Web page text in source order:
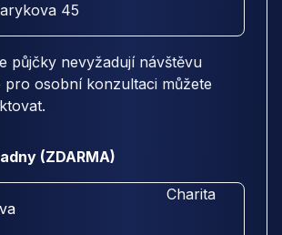
45
půjčky nevyžadují návštěvu
pro osobní konzultaci můžete
(ZDARMA)
Charita